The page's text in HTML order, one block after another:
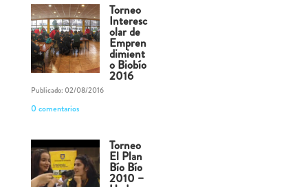
Torneo
Interesc
olar de
Empren
dimient
o Biobío
2016
Publicado: 02/08/2016
0 comentarios
Torneo
El Plan
Bío Bío
2010 –